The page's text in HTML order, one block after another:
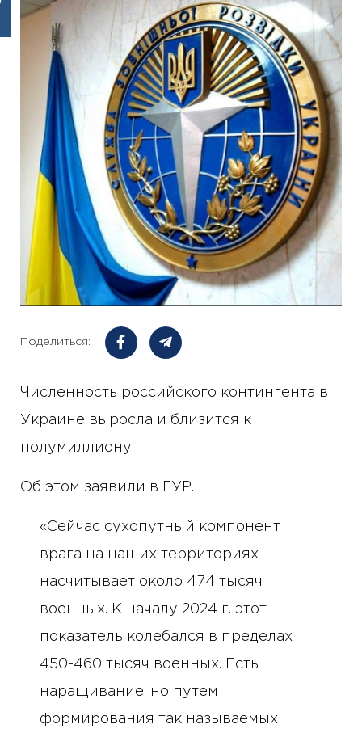
Поделиться:
Численность российского контингента в
Украине выросла и близится к
полумиллиону.
Об этом заявили в ГУР.
«Сейчас сухопутный компонент
врага на наших территориях
насчитывает около 474 тысяч
военных. К началу 2024 г. этот
показатель колебался в пределах
450-460 тысяч военных. Есть
наращивание, но путем
формирования так называемых